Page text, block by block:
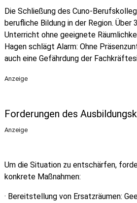
Die Schließung des Cuno-
berufliche Bildung in der Region.
Unterricht ohne geeignete
Hagen schlägt Alarm: Ohne
auch eine Gefährdung der
Anzeige
Forderungen des
Anzeige
Um die Situation zu entschärfen,
konkrete Maßnahmen:
· Bereitstellung von Ersatzräumen: